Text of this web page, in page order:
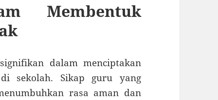
Membentuk
dalam menciptakan
sekolah. Sikap guru yang
rasa aman dan